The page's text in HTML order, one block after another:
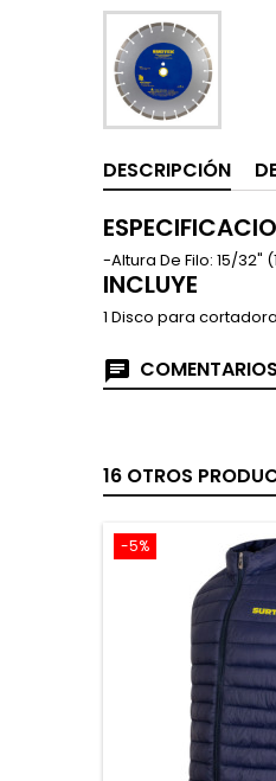
DESCRIPCIÓN
-Altura De Filo: 15/32"
INCLUYE
1 Disco para
16 OTROS
-5%